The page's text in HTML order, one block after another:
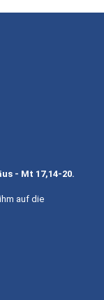
- Mt 17,14-20.
auf die